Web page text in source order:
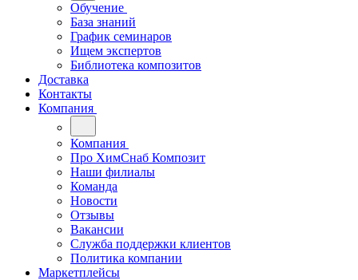
Обучение
База знаний
График семинаров
Ищем экспертов
Библиотека композитов
Доставка
Контакты
Компания
Компания
Про ХимСнаб Композит
Наши филиалы
Команда
Новости
Отзывы
Вакансии
Служба поддержки клиентов
Политика компании
Маркетплейсы